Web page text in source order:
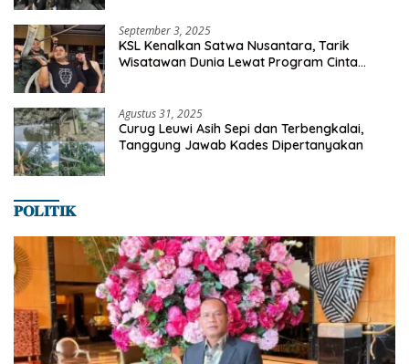
September 3, 2025
KSL Kenalkan Satwa Nusantara, Tarik
Wisatawan Dunia Lewat Program Cinta
Agustus 31, 2025
Curug Leuwi Asih Sepi dan Terbengkalai,
Tanggung Jawab Kades Dipertanyakan
𝐏𝐎𝐋𝐈𝐓𝐈𝐊